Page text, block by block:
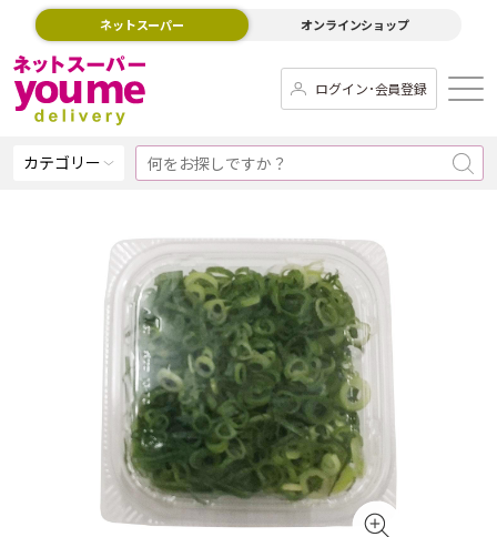
ネットスーパー オンラインショップ
ログイン･会員登録
カテゴリー